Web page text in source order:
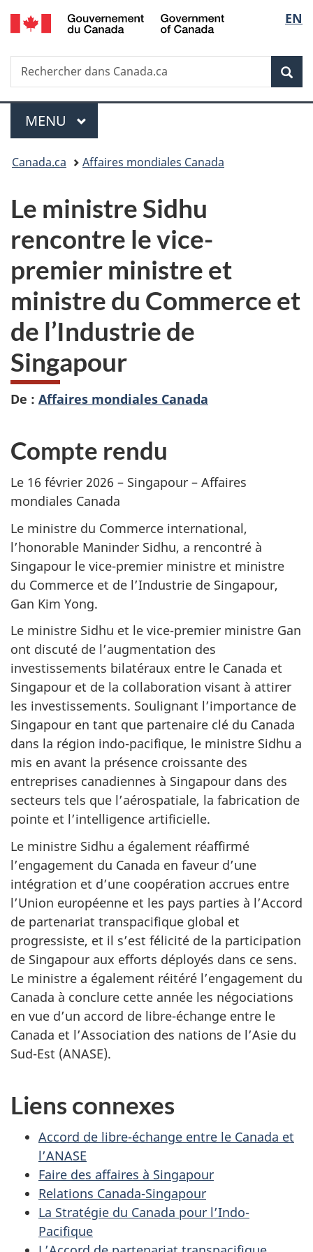
Passer
au
principal
Passer
à
Au
du
Passer
à
version
simplifiée
de
la
EN
Recherche
Rechercher
dans
Menu
MENU PRINCIPAL
Vous
ici :
Canada.ca Affaires mondiales Canada
Le ministre Sidhu
rencontre le vice-
premier ministre et
ministre du Commerce et
de l’Industrie de
Singapour
De : Affaires mondiales Canada
Compte rendu
Le 16 février 2026 – Singapour – Affaires
mondiales Canada
Le ministre du Commerce international,
l’honorable Maninder Sidhu, a rencontré à
Singapour le vice-premier ministre et ministre
du Commerce et de l’Industrie de Singapour,
Gan Kim Yong.
Le ministre Sidhu et le vice-premier ministre Gan
ont discuté de l’augmentation des
investissements bilatéraux entre le Canada et
Singapour et de la collaboration visant à attirer
les investissements. Soulignant l’importance de
Singapour en tant que partenaire clé du Canada
dans la région indo-pacifique, le ministre Sidhu a
mis en avant la présence croissante des
entreprises canadiennes à Singapour dans des
secteurs tels que l’aérospatiale, la fabrication de
pointe et l’intelligence artificielle.
Le ministre Sidhu a également réaffirmé
l’engagement du Canada en faveur d’une
intégration et d’une coopération accrues entre
l’Union européenne et les pays parties à l’Accord
de partenariat transpacifique global et
progressiste, et il s’est félicité de la participation
de Singapour aux efforts déployés dans ce sens.
Le ministre a également réitéré l’engagement du
Canada à conclure cette année les négociations
en vue d’un accord de libre-échange entre le
Canada et l’Association des nations de l’Asie du
Sud-Est (ANASE).
Liens connexes
Accord de libre-échange entre le Canada et
l’ANASE
Faire des affaires à Singapour
Relations Canada-Singapour
La Stratégie du Canada pour l’Indo-
Pacifique